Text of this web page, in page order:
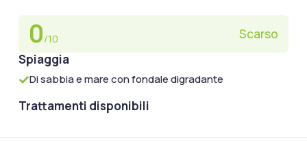
0/10
Scarso
Spiaggia
Di sabbia e mare con fondale digradante
Trattamenti disponibili